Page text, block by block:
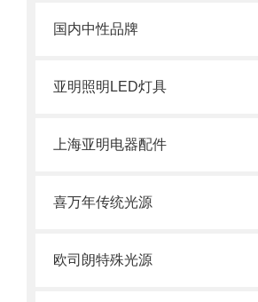
国内中性品牌
亚明照明LED灯具
上海亚明电器配件
喜万年传统光源
欧司朗特殊光源